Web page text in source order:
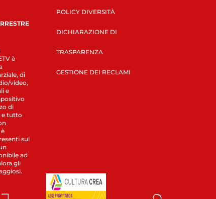
è
di
video,
e
di
e tutto
sul
ad
gli
POLICY DIVERSITÀ
DICHIARAZIONE DI
TRASPARENZA
GESTIONE DEI RECLAMI